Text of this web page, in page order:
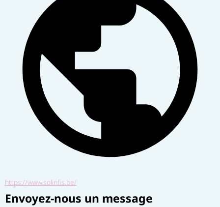
https://www.solinfis.be/
Envoyez-nous un message